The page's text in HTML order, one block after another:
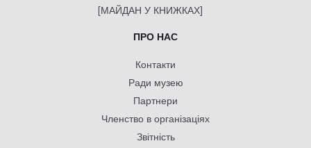
[МАЙДАН У КНИЖКАХ]
ПРО НАС
Контакти
Ради музею
Партнери
Членство в організаціях
Звітність